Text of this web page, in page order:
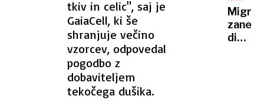
tkiv in celic", saj je
GaiaCell, ki še
shranjuje večino
vzorcev, odpovedal
pogodbo z
dobaviteljem
tekočega dušika.
se je
zelo
ga